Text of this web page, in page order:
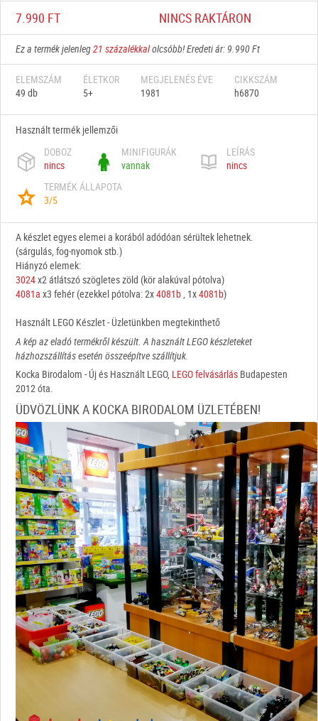
7.990 FT NINCS RAKTÁRON
Ez a termék jelenleg21 százalékkalolcsóbb! Eredeti ár: 9.990 Ft
ELEMSZÁM
49 db
ÉLETKOR
5+
MEGJELENÉS ÉVE
1981
CIKKSZÁM
h6870
Használt termék jellemzői
DOBOZ
nincs
MINIFIGURÁK
vannak
LEÍRÁS
nincs
TERMÉK ÁLLAPOTA
3/5
A készlet egyes elemei a korából adódóan sérültek lehetnek.
(sárgulás, fog-nyomok stb.)
Hiányzó elemek:
3024x2 átlátszó szögletes zöld (kör alakúval pótolva)
4081a x3 fehér (ezekkel pótolva: 2x4081b , 1x4081b)
Használt LEGO Készlet - Üzletünkben megtekinthető
A kép az eladó termékről készült. A használt LEGO készleteket
házhozszállítás esetén összeépítve szállítjuk.
Kocka Birodalom - Új és Használt LEGO, LEGO felvásárlás Budapesten
2012 óta.
ÜDVÖZLÜNK A KOCKA BIRODALOM ÜZLETÉBEN!